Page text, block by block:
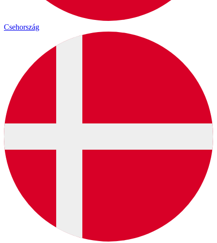
Csehország